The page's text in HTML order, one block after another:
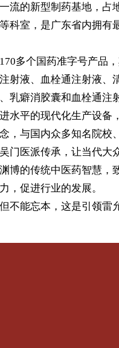
流的新型制药基地，
科室，是广东省内拥
多个国药准字号产品
射液、血栓通注射液
乳癖消胶囊和血栓通注
水平的现代化生产设
，与国内众多知名院校
门医派传承，让当代大
博的传统中医药智慧，
，促进行业的发展。
不能忘本，这是引领